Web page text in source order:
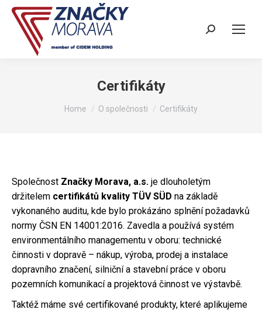
Search:
Certifikáty
You are here:
Home O společnosti Certifikáty
Společnost Značky Morava, a.s. je dlouholetým
držitelem certifikátů kvality TÜV SÜD na základě
vykonaného auditu, kde bylo prokázáno splnění požadavků
normy ČSN EN 14001:2016. Zavedla a používá systém
environmentálního managementu v oboru: technické
činnosti v dopravě – nákup, výroba, prodej a instalace
dopravního značení, silniční a stavební práce v oboru
pozemních komunikací a projektová činnost ve výstavbě.
Taktéž máme své certifikované produkty, které aplikujeme